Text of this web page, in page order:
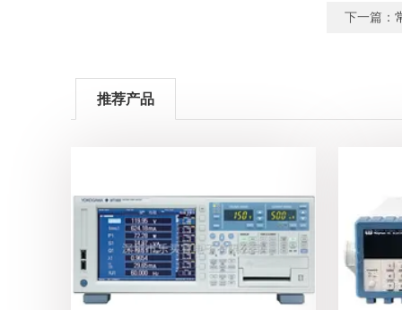
下一篇：
推荐产品